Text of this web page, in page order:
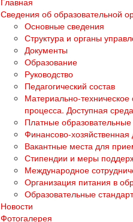
Сведения об образовательной
Основные сведения
Структура и органы
Документы
Образование
Руководство
Педагогический состав
Материально-
процесса. Доступная
Платные образовательные
Финансово-хозяйственная
Вакантные места для
Стипендии и меры
Международное
Организация питания в
Образовательные
Новости
Фотогалерея